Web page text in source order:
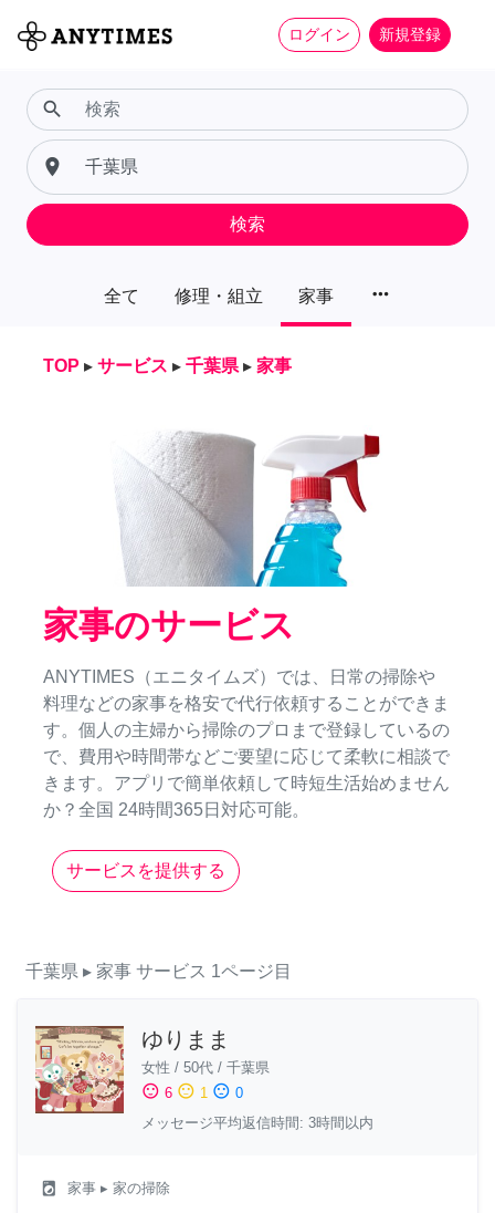
ログイン 新規登録
全て 修理・組立 家事 more_horiz
search
place
検索
TOP ▸ サービス ▸ 千葉県 ▸ 家事
家事のサービス
ANYTIMES（エニタイムズ）では、日常の掃除や
料理などの家事を格安で代行依頼することができま
す。個人の主婦から掃除のプロまで登録しているの
で、費用や時間帯などご要望に応じて柔軟に相談で
きます。アプリで簡単依頼して時短生活始めません
か？全国 24時間365日対応可能。
サービスを提供する
千葉県 ▸ 家事 サービス 1ページ目
ゆりまま
女性 / 50代 / 千葉県
sentiment_satisfied 6 sentiment_neutral 1 sentiment_dissatisfied 0
メッセージ平均返信時間: 3時間以内
local_laundry_service 家事 ▸ 家の掃除